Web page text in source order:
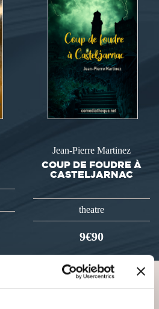
Jean-Pierre Martinez
COUP DE FOUDRE À
CASTELJARNAC
theatre
9€90